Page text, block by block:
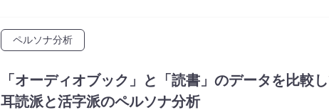
ペルソナ分析
「オーディオブック」と「読書」のデータを比較し
耳読派と活字派のペルソナ分析